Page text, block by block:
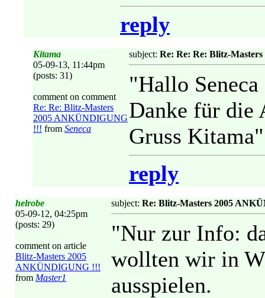
reply
Kitama
05-09-13, 11:44pm
(posts: 31)
comment on comment
Re: Re: Blitz-Masters
2005 ANKÜNDIGUNG
!!! from Seneca
subject: Re: Re: Re: Blitz-
"Hallo Seneca
Danke für die
Gruss Kitama"
reply
helrobe
05-09-12, 04:25pm
(posts: 29)
comment on article
Blitz-Masters 2005
ANKÜNDIGUNG !!!
from Master1
subject: Re: Blitz-Masters 2005
"Nur zur Info:
wollten wir in
ausspielen.